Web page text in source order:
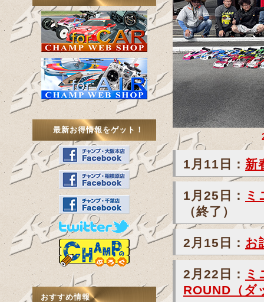
1月11日： 新
1月25日：
ミ
（終了）
2月15日： お
2月22日：
ミ
ROUND（ダ
最新お得情報をゲット！
おすすめ情報